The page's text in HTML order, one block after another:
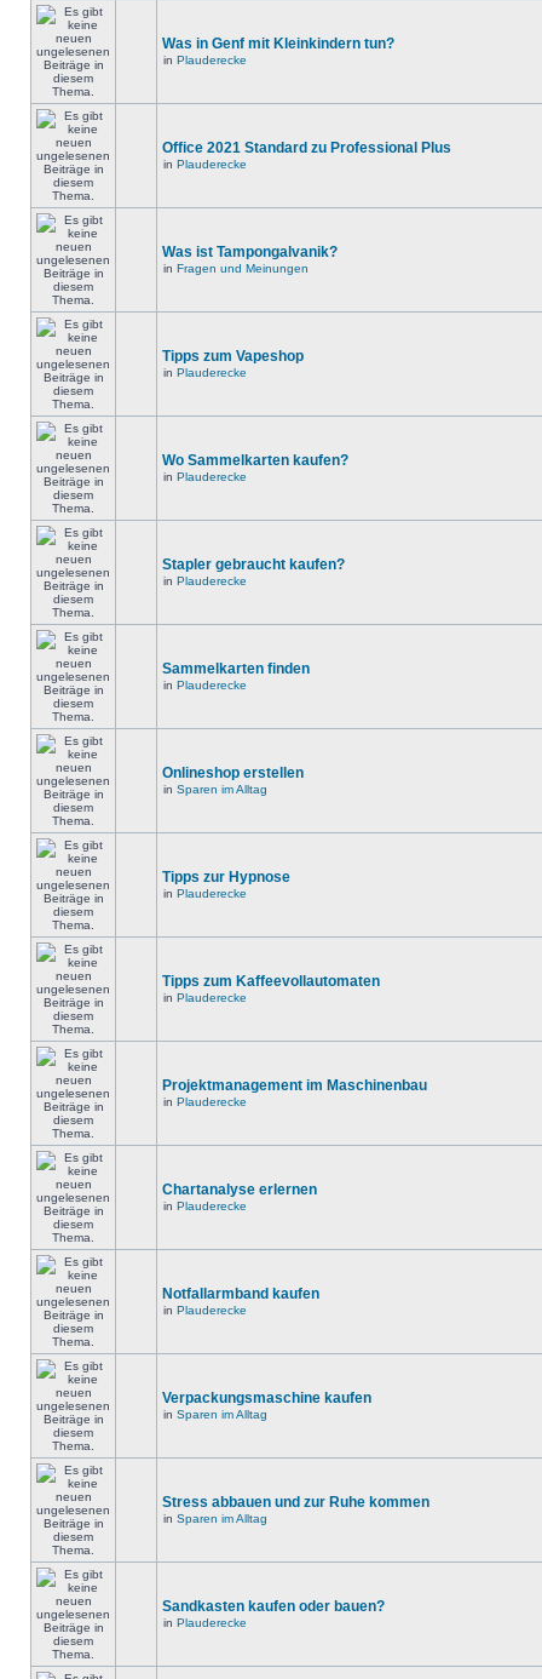
Was in Genf mit Kleinkindern tun?
in Plauderecke
Office 2021 Standard zu Professional Plus
in Plauderecke
Was ist Tampongalvanik?
in Fragen und Meinungen
Tipps zum Vapeshop
in Plauderecke
Wo Sammelkarten kaufen?
in Plauderecke
Stapler gebraucht kaufen?
in Plauderecke
Sammelkarten finden
in Plauderecke
Onlineshop erstellen
in Sparen im Alltag
Tipps zur Hypnose
in Plauderecke
Tipps zum Kaffeevollautomaten
in Plauderecke
Projektmanagement im Maschinenbau
in Plauderecke
Chartanalyse erlernen
in Plauderecke
Notfallarmband kaufen
in Plauderecke
Verpackungsmaschine kaufen
in Sparen im Alltag
Stress abbauen und zur Ruhe kommen
in Sparen im Alltag
Sandkasten kaufen oder bauen?
in Plauderecke